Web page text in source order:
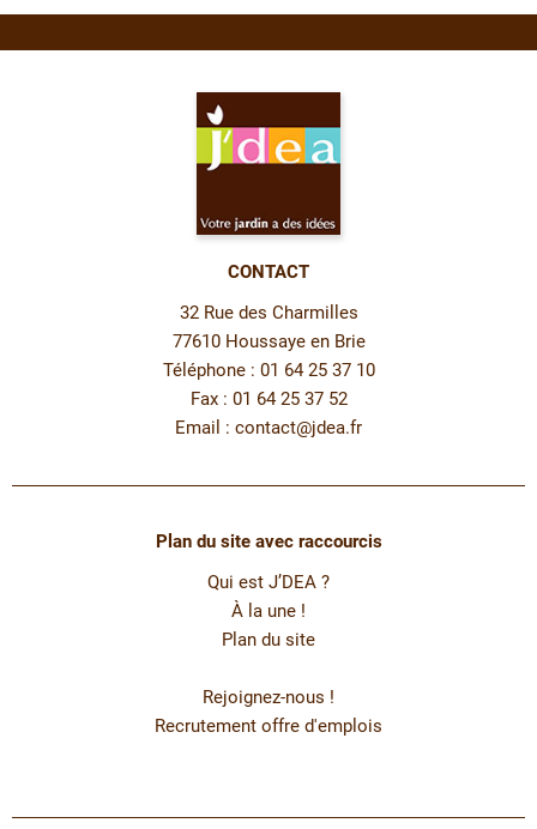
CONTACT
32 Rue des Charmilles
77610 Houssaye en Brie
Téléphone : 01 64 25 37 10
Fax : 01 64 25 37 52
Email : contact@jdea.fr
Plan du site avec raccourcis
Qui est J’DEA ?
À la une !
Plan du site
Rejoignez-nous !
Recrutement offre d'emplois